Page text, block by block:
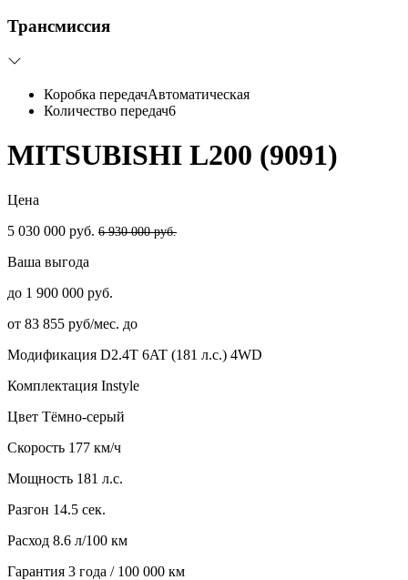
Трансмиссия
Коробка передачАвтоматическая
Количество передач6
MITSUBISHI L200 (9091)
Цена
5 030 000 руб. 6 930 000 руб.
Ваша выгода
до 1 900 000 руб.
от 83 855 руб/мес. до
Модификация D2.4T 6AT (181 л.с.) 4WD
Комплектация Instyle
Цвет Тёмно-серый
Скорость 177 км/ч
Мощность 181 л.с.
Разгон 14.5 сек.
Расход 8.6 л/100 км
Гарантия 3 года / 100 000 км